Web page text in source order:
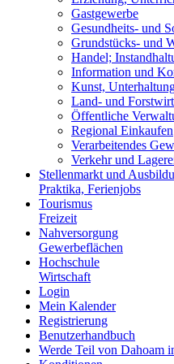
Gastgewerbe
Gesundheits- und
Grundstücks- und
Handel;
Information und
Kunst,
Land- und
Öffentliche
Regional Einkaufen
Verarbeitendes
Verkehr und
Stellenmarkt und
Praktika, Ferienjobs
Tourismus
Freizeit
Nahversorgung
Gewerbeflächen
Hochschule
Wirtschaft
Login
Mein Kalender
Registrierung
Benutzerhandbuch
Werde Teil von Dahoam